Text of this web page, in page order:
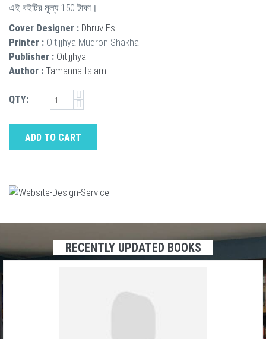
এই বইটির মূল্য 150 টাকা।
Cover Designer : Dhruv Es
Printer : Oitijjhya Mudron Shakha
Publisher : Oitijjhya
Author : Tamanna Islam
QTY:
ADD TO CART
RECENTLY UPDATED BOOKS